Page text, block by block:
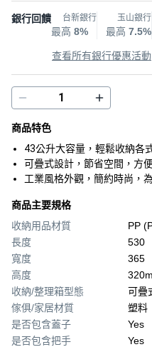
銀行回饋 台新銀行
最高 8%
玉山銀行
最高 7.5%
查看所有銀行優惠活動
商品特色
43公升大容量，輕鬆收納各
可疊式設計，節省空間，方
工業風格外觀，簡約時尚，
商品主要規格
收納用品材質
PP
長度
530
寬度
365
高度
收納/整理箱型態
可疊
傢俱/家居材質
塑料
是否包含蓋子
Yes
是否包含把手
Yes